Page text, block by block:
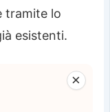
tramite lo
esistenti.
×